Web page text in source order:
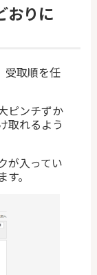
おりに
受取順を任
ピンチずか
取れるよう
が入ってい
。